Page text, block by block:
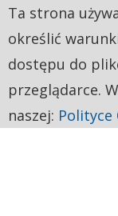
Ta strona
określić
dostępu do
przeglądarce.
naszej: Polityce